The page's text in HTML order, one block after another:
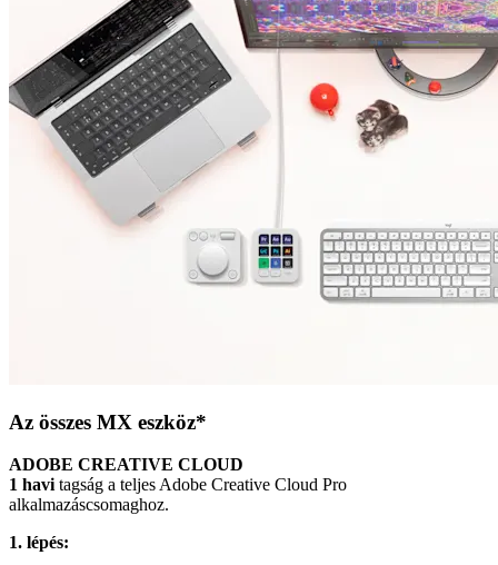
Az összes MX eszköz*
ADOBE CREATIVE CLOUD
1 havi tagság a teljes Adobe Creative Cloud Pro
alkalmazáscsomaghoz.
1. lépés: